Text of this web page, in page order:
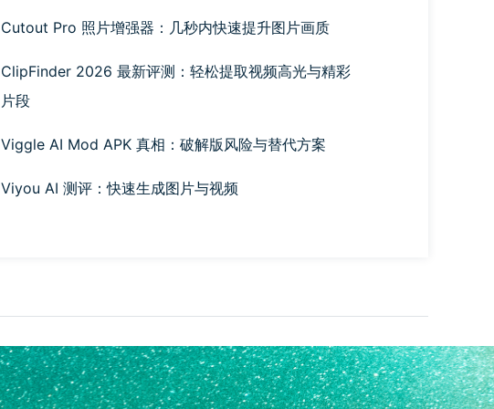
Cutout Pro 照片增强器：几秒内快速提升图片画质
ClipFinder 2026 最新评测：轻松提取视频高光与精彩
片段
Viggle AI Mod APK 真相：破解版风险与替代方案
Viyou AI 测评：快速生成图片与视频